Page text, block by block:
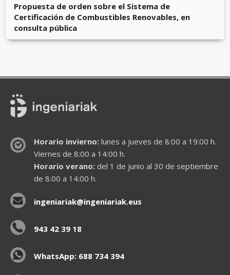
Propuesta de orden sobre el Sistema de
Certificación de Combustibles Renovables, en
consulta pública
Horario invierno:lunes a jueves de 8:00 a 19:00 h.
Viernes de 8:00 a 14:00 h.
Horario verano:del 1 de junio al 30 de septiembre
de 8:00 a 14:00 h.
ingeniariak@ingeniariak.eus
943 42 39 18
WhatsApp: 688 734 394